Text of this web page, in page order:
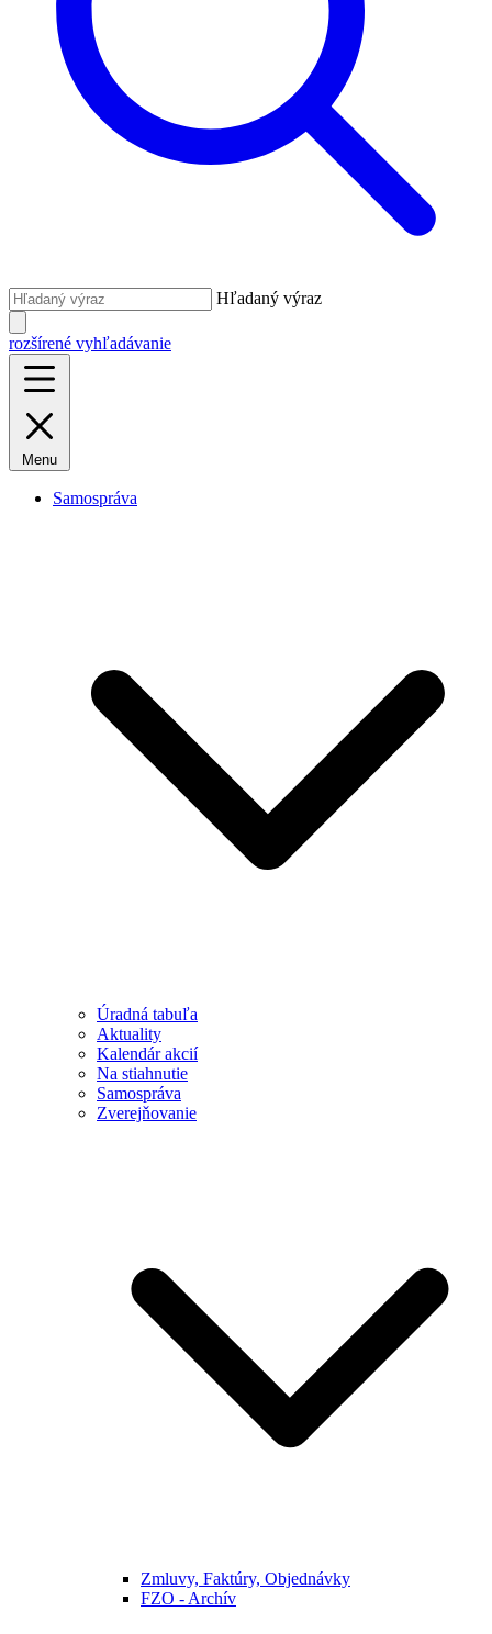
Hľadaný výraz
rozšírené vyhľadávanie
Menu
Samospráva
Úradná tabuľa
Aktuality
Kalendár akcií
Na stiahnutie
Samospráva
Zverejňovanie
Zmluvy, Faktúry, Objednávky
FZO - Archív